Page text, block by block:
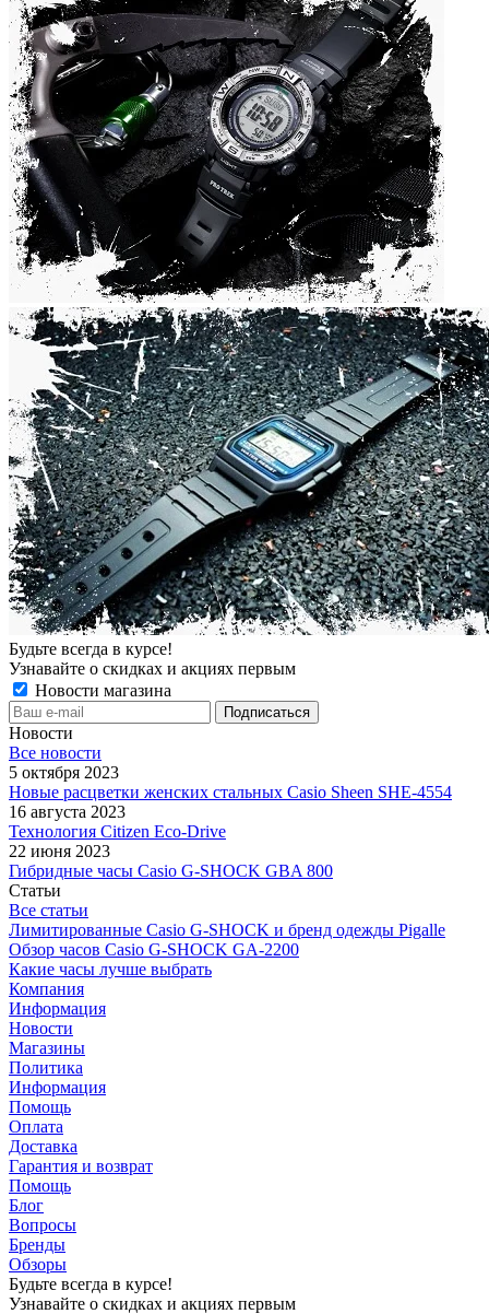
Будьте всегда в курсе!
Узнавайте о скидках и акциях первым
Новости магазина
Новости
Все новости
5 октября 2023
Новые расцветки женских стальных Casio Sheen SHE-4554
16 августа 2023
Технология Citizen Eco-Drive
22 июня 2023
Гибридные часы Casio G-SHOCK GBA 800
Статьи
Все статьи
Лимитированные Casio G-SHOCK и бренд одежды Pigalle
Обзор часов Casio G-SHOCK GA-2200
Какие часы лучше выбрать
Компания
Информация
Новости
Магазины
Политика
Информация
Помощь
Оплата
Доставка
Гарантия и возврат
Помощь
Блог
Вопросы
Бренды
Обзоры
Будьте всегда в курсе!
Узнавайте о скидках и акциях первым